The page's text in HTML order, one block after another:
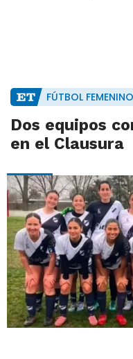
FÚTBOL
Dos equipos
en el Clausura